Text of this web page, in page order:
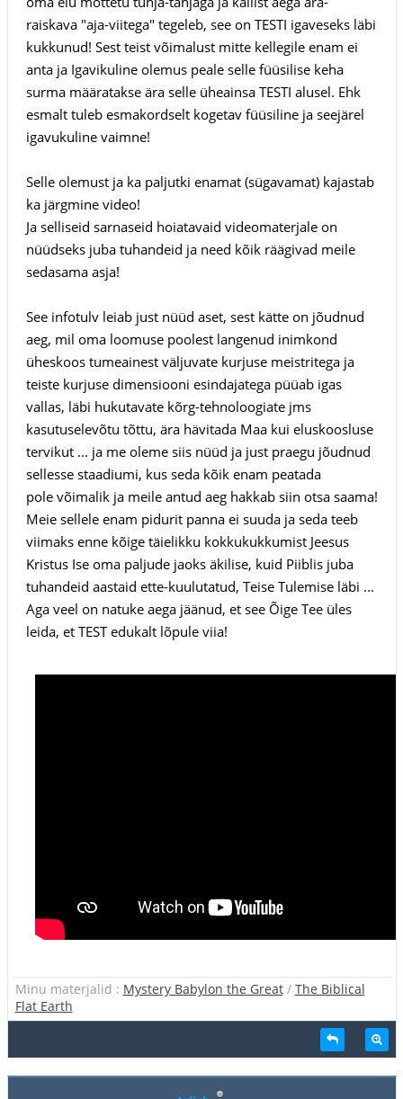
raiskava "aja-viitega" tegeleb, see on TESTI igaveseks läbi
kukkunud! Sest teist võimalust mitte kellegile enam ei
anta ja Igavikuline olemus peale selle füüsilise keha
surma määratakse ära selle üheainsa TESTI alusel. Ehk
esmalt tuleb esmakordselt kogetav füüsiline ja seejärel
igavukuline vaimne!
Selle olemust ja ka paljutki enamat (sügavamat) kajastab
ka järgmine video!
Ja selliseid sarnaseid hoiatavaid videomaterjale on
nüüdseks juba tuhandeid ja need kõik räägivad meile
sedasama asja!
See infotulv leiab just nüüd aset, sest kätte on jõudnud
aeg, mil oma loomuse poolest langenud inimkond
üheskoos tumeainest väljuvate kurjuse meistritega ja
teiste kurjuse dimensiooni esindajatega püüab igas
vallas, läbi hukutavate kõrg-tehnoloogiate jms
kasutuselevõtu tõttu, ära hävitada Maa kui eluskoosluse
tervikut ... ja me oleme siis nüüd ja just praegu jõudnud
sellesse staadiumi, kus seda kõik enam peatada
pole võimalik ja meile antud aeg hakkab siin otsa saama!
Meie sellele enam pidurit panna ei suuda ja seda teeb
viimaks enne kõige täielikku kokkukukkumist Jeesus
Kristus Ise oma paljude jaoks äkilise, kuid Piiblis juba
tuhandeid aastaid ette-kuulutatud, Teise Tulemise läbi ...
Aga veel on natuke aega jäänud, et see Õige Tee üles
leida, et TEST edukalt lõpule viia!
Minu materjalid : Mystery Babylon the Great/ The Biblical
Flat Earth